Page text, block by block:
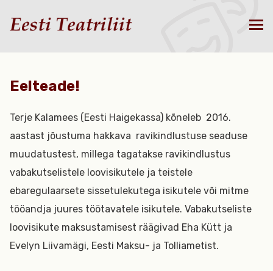
Eelteade!
Terje Kalamees (Eesti Haigekassa) kõneleb 2016.
aastast jõustuma hakkava ravikindlustuse seaduse
muudatustest, millega tagatakse ravikindlustus
vabakutselistele loovisikutele ja teistele
ebaregulaarsete sissetulekutega isikutele või mitme
tööandja juures töötavatele isikutele. Vabakutseliste
loovisikute maksustamisest räägivad Eha Kütt ja
Evelyn Liivamägi, Eesti Maksu- ja Tolliametist.